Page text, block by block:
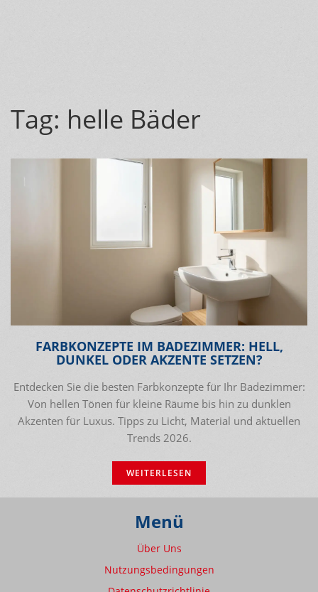
Tag: helle Bäder
FARBKONZEPTE IM BADEZIMMER: HELL,
DUNKEL ODER AKZENTE SETZEN?
Entdecken Sie die besten Farbkonzepte für Ihr Badezimmer:
Von hellen Tönen für kleine Räume bis hin zu dunklen
Akzenten für Luxus. Tipps zu Licht, Material und aktuellen
Trends 2026.
WEITERLESEN
Menü
Über Uns
Nutzungsbedingungen